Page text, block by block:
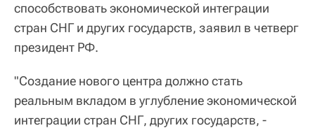
способствовать экономической интеграции
стран СНГ и других государств, заявил в четверг
президент РФ.
"Создание нового центра должно стать
реальным вкладом в углубление экономической
интеграции стран СНГ, других государств, -